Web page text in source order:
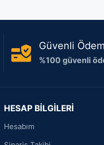
Güvenli
%100 güvenli
HESAP BİLGİLERİ
Hesabım